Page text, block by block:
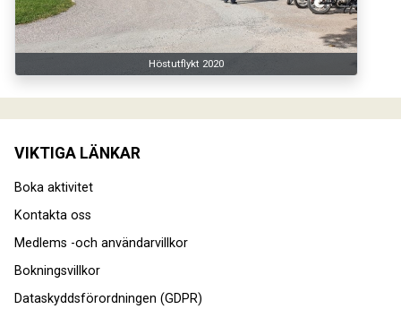
Höstutflykt 2020
VIKTIGA LÄNKAR
Boka aktivitet
Kontakta oss
Medlems -och användarvillkor
Bokningsvillkor
Dataskyddsförordningen (GDPR)